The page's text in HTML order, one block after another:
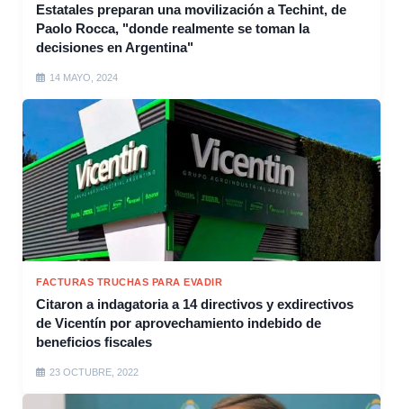
Estatales preparan una movilización a Techint, de
Paolo Rocca, "donde realmente se toman la
decisiones en Argentina"
14 MAYO, 2024
FACTURAS TRUCHAS PARA EVADIR
Citaron a indagatoria a 14 directivos y exdirectivos
de Vicentín por aprovechamiento indebido de
beneficios fiscales
23 OCTUBRE, 2022